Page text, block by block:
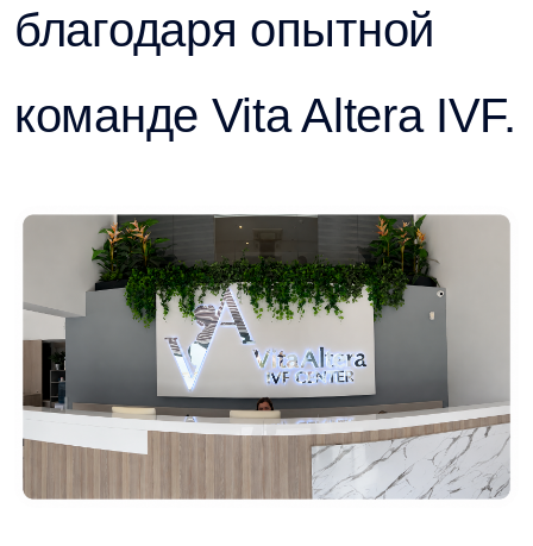
благодаря опытной
команде Vita Altera IVF.